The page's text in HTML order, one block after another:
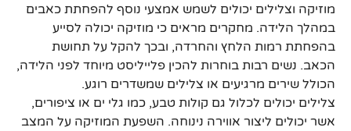
מוזיקה וצלילים יכולים לשמש אמצעי נוסף להפחתת כאבים
במהלך הלידה. מחקרים מראים כי מוזיקה יכולה לסייע
בהפחתת רמות הלחץ והחרדה, ובכך להקל על תחושת
הכאב. נשים רבות בוחרות להכין פלייליסט מיוחד לפני הלידה,
הכולל שירים מרגיעים או צלילים שמשדרים רוגע.
צלילים יכולים לכלול גם קולות טבע, כמו גלי ים או ציפורים,
אשר יכולים ליצור אווירה נינוחה. השפעת המוזיקה על המצב